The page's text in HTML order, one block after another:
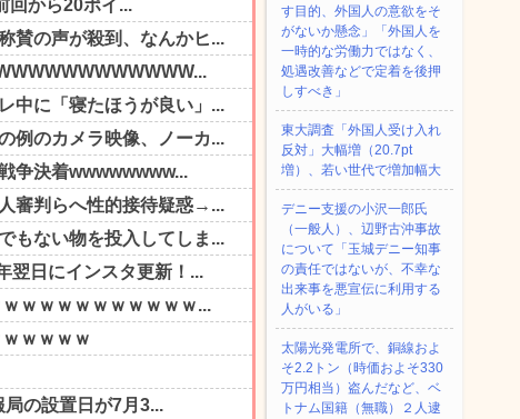
す目的、外国人の意欲をそ
がないか懸念」「外国人を
一時的な労働力ではなく、
処遇改善などで定着を後押
しすべき」
東大調査「外国人受け入れ
反対」大幅増（20.7pt
増）、若い世代で増加幅大
デニー支援の小沢一郎氏
（一般人）、辺野古沖事故
について「玉城デニー知事
の責任ではないが、不幸な
出来事を悪宣伝に利用する
人がいる」
太陽光発電所で、銅線およ
そ2.2トン（時価およそ330
万円相当）盗んだなど、ベ
トナム国籍（無職）２人逮